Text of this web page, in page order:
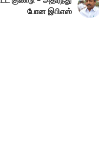
போன இபிஎஸ்